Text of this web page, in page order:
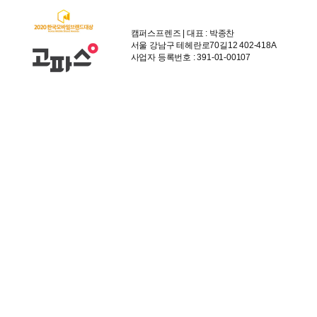
캠퍼스프렌즈 | 대표 : 박종찬
서울 강남구 테헤란로70길12 402-418A
사업자 등록번호 : 391-01-00107